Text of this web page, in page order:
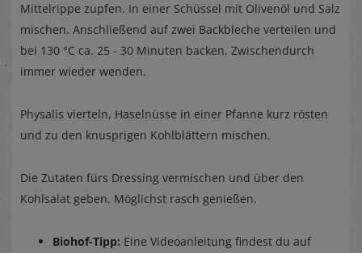
Mittelrippe zupfen. In einer Schüssel mit Olivenöl und Salz
mischen. Anschließend auf zwei Backbleche verteilen und
bei 130 °C ca. 25 - 30 Minuten backen. Zwischendurch
immer wieder wenden.
Physalis vierteln, Haselnüsse in einer Pfanne kurz rösten
und zu den knusprigen Kohlblättern mischen.
Die Zutaten fürs Dressing vermischen und über den
Kohlsalat geben. Möglichst rasch genießen.
Biohof-Tipp: Eine Videoanleitung findest du auf